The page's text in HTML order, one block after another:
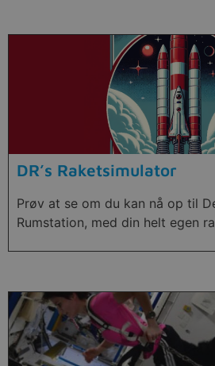
DR’s Raketsimulator
Prøv at se om du kan nå op til
Rumstation, med din helt egen